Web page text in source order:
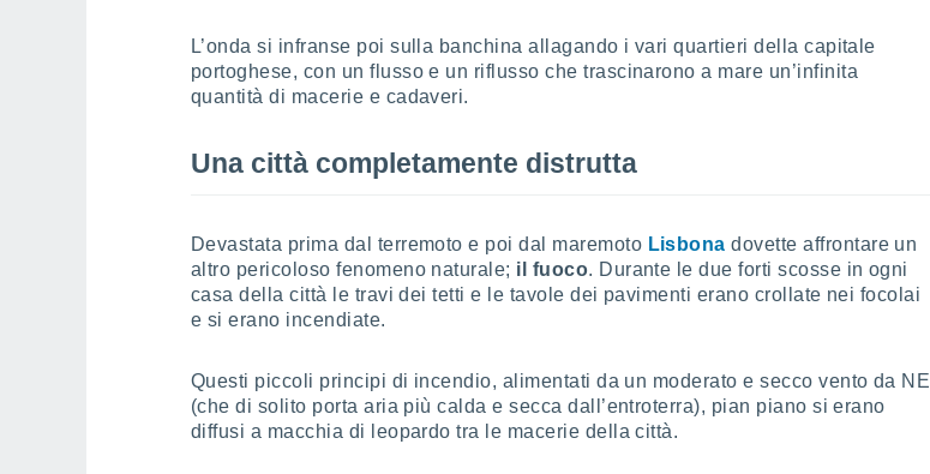
L’onda si infranse poi sulla banchina allagando i vari quartieri della capitale
portoghese, con un flusso e un riflusso che trascinarono a mare un’infinita
quantità di macerie e cadaveri.
Una città completamente distrutta
Devastata prima dal terremoto e poi dal maremoto Lisbonadovette affrontare un
altro pericoloso fenomeno naturale; il fuoco. Durante le due forti scosse in ogni
casa della città le travi dei tetti e le tavole dei pavimenti erano crollate nei focolai
e si erano incendiate.
Questi piccoli principi di incendio, alimentati da un moderato e secco vento da NE
(che di solito porta aria più calda e secca dall’entroterra), pian piano si erano
diffusi a macchia di leopardo tra le macerie della città.